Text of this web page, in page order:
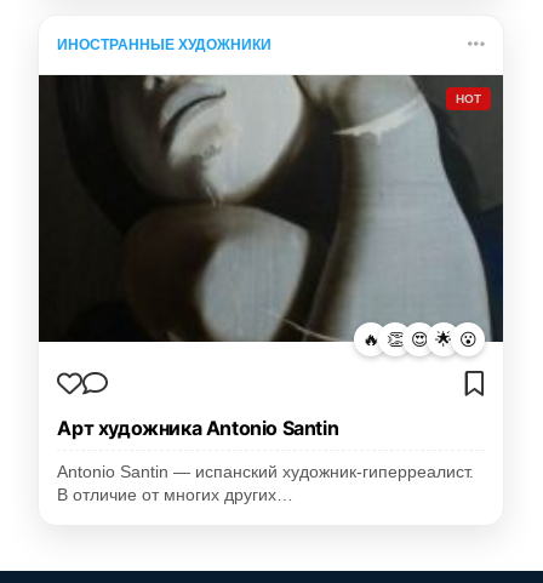
ИНОСТРАННЫЕ ХУДОЖНИКИ
HOT
🔥 👏 😍 🌟 😮
Арт художника Antonio Santin
Antonio Santin — испанский художник-гиперреалист.
В отличие от многих других…